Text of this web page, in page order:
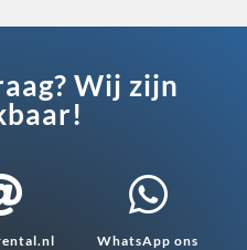
Wij zijn

WhatsApp ons